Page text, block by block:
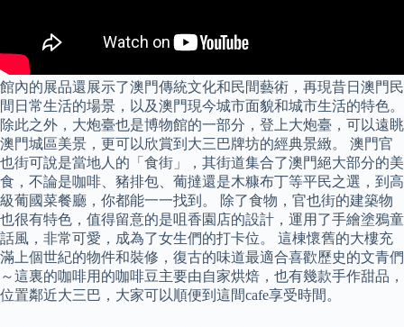
館內的展品還展示了澳門傳統文化和民間藝術，再現昔日澳門民
間日常生活的場景，以及澳門現今城市面貌和城市生活的特色。
除此之外，大炮臺也是博物館的一部分，登上大炮臺，可以遠眺
澳門城區美景，更可以欣賞到大三巴牌坊的經典景緻。 澳門官
也街可說是當地人的「食街」，其街道集合了澳門絕大部分的美
食，不論是咖啡、豬排包、葡撻還是木糠布丁等平民之選，到高
級葡國菜餐廳，你都能一一找到。 除了食物，官也街的建築物
也很有特色，值得留意的是咀香園店的設計，運用了手繪塗鴉童
話風，非常可愛，成為了女生們的打卡位。 這棟懷舊的大樓充
滿上個世紀的物件和裝修，復古的味道最適合喜歡歷史的文青們
～這裏的咖啡用的咖啡豆主要由自家烘焙，也有幾款手作甜品，
位置鄰近大三巴，大家可以順便到這間cafe享受時間。